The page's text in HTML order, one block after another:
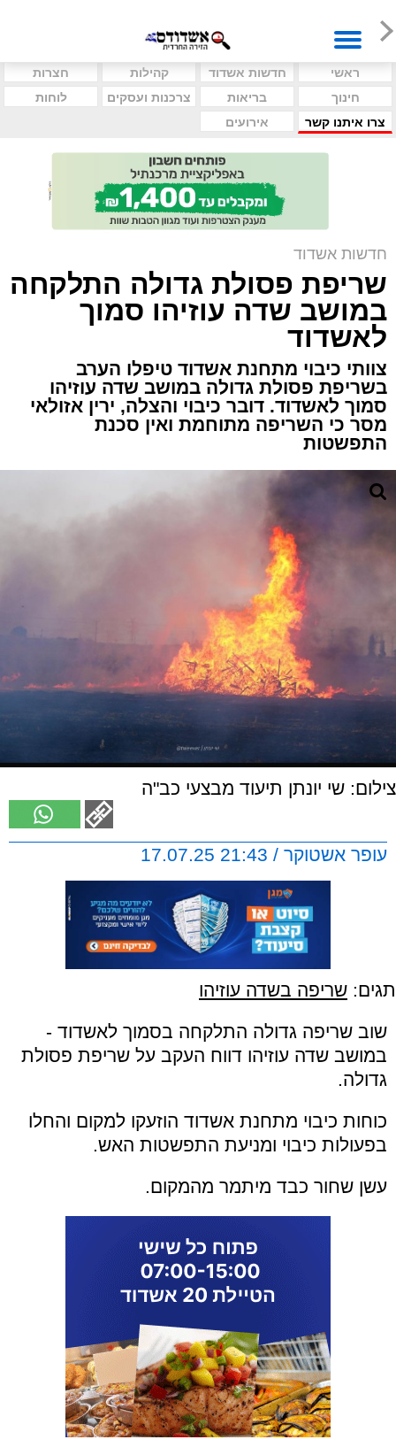
ראשי חדשות אשדוד קהילות
חצרות
חינוך
בריאות צרכנות ועסקים
לוחות
צרו איתנו קשר
אירועים
חדשות אשדוד
שריפת פסולת גדולה התלקחה
במושב שדה עוזיהו סמוך
לאשדוד
צוותי כיבוי מתחנת אשדוד טיפלו הערב
בשריפת פסולת גדולה במושב שדה עוזיהו
סמוך לאשדוד. דובר כיבוי והצלה, ירין אזולאי
מסר כי השריפה מתוחמת ואין סכנת
התפשטות
צילום: שי יונתן תיעוד מבצעי כב"ה
עופר אשטוקר / 21:43 17.07.25
תגים: שריפה בשדה עוזיהו
שוב שריפה גדולה התלקחה בסמוך לאשדוד -
במושב שדה עוזיהו דווח העקב על שריפת פסולת
גדולה.
כוחות כיבוי מתחנת אשדוד הוזעקו למקום והחלו
בפעולות כיבוי ומניעת התפשטות האש.
עשן שחור כבד מיתמר מהמקום.